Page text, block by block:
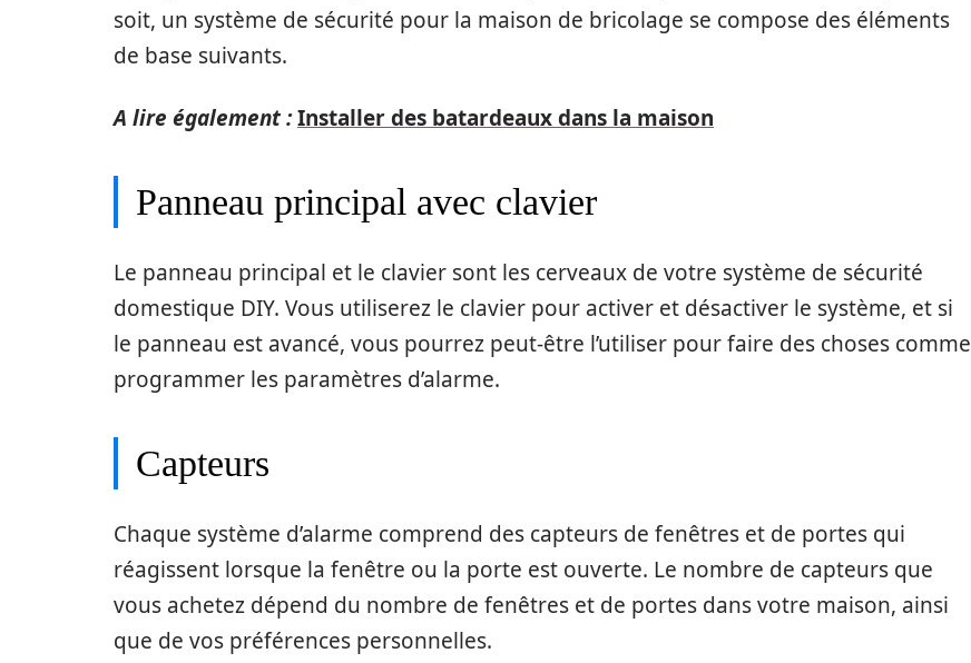
soit, un système de sécurité pour la maison de bricolage se compose des éléments
de base suivants.
A lire également :Installer des batardeaux dans la maison
Panneau principal avec clavier
Le panneau principal et le clavier sont les cerveaux de votre système de sécurité
domestique DIY. Vous utiliserez le clavier pour activer et désactiver le système, et si
le panneau est avancé, vous pourrez peut-être l’utiliser pour faire des choses comme
programmer les paramètres d’alarme.
Capteurs
Chaque système d’alarme comprend des capteurs de fenêtres et de portes qui
réagissent lorsque la fenêtre ou la porte est ouverte. Le nombre de capteurs que
vous achetez dépend du nombre de fenêtres et de portes dans votre maison, ainsi
que de vos préférences personnelles.